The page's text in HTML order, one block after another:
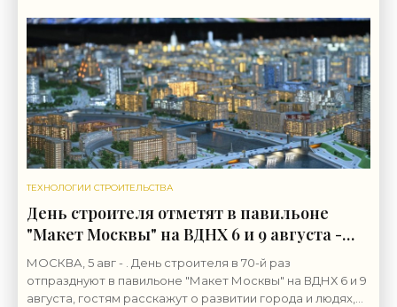
ТЕХНОЛОГИИ СТРОИТЕЛЬСТВА
День строителя отметят в павильоне
"Макет Москвы" на ВДНХ 6 и 9 августа -
«Строительство»
МОСКВА, 5 авг - . День строителя в 70-й раз
отпразднуют в павильоне "Макет Москвы" на ВДНХ 6 и 9
августа, гостям расскажут о развитии города и людях,